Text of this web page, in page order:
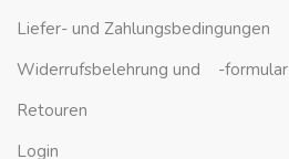
Liefer- und Zahlungsbedingungen
Widerrufsbelehrung und -formular
Retouren
Login